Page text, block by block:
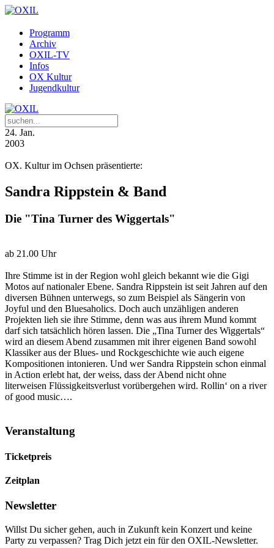
Programm
Archiv
OXIL-TV
Infos
OX Kultur
Jugendkultur
24. Jan.
2003
OX. Kultur im Ochsen präsentierte:
Sandra Rippstein & Band
Die "Tina Turner des Wiggertals"
ab 21.00 Uhr
Ihre Stimme ist in der Region wohl gleich bekannt wie die Gigi
Motos auf nationaler Ebene. Sandra Rippstein ist seit Jahren auf den
diversen Bühnen unterwegs, so zum Beispiel als Sängerin von
Joyful und den Bluesaholics. Doch auch unzähligen anderen
Projekten lieh sie ihre Stimme, denn was aus ihrem Mund kommt
darf sich tatsächlich hören lassen. Die „Tina Turner des Wiggertals“
wird an diesem Abend zusammen mit ihrer eigenen Band sowohl
Klassiker aus der Blues- und Rockgeschichte wie auch eigene
Kompositionen intonieren. Und wer Sandra Rippstein schon einmal
in Action erlebt hat, der weiss, dass der Abend nicht ohne
literweisen Flüssigkeitsverlust vorübergehen wird. Rollin‘ on a river
of good music….
Veranstaltung
Ticketpreis
Zeitplan
Newsletter
Willst Du sicher gehen, auch in Zukunft kein Konzert und keine
Party zu verpassen? Trag Dich jetzt ein für den OXIL-Newsletter.